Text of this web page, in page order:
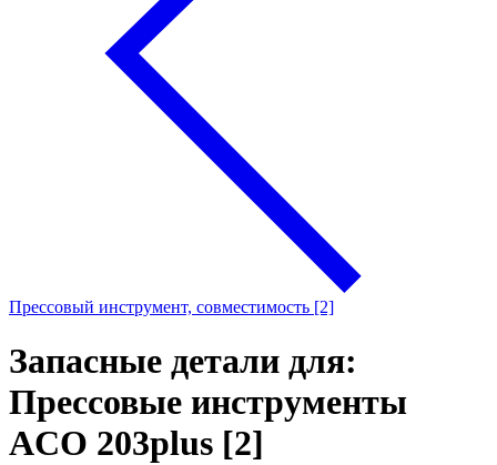
Прессовый инструмент, совместимость [2]
Запасные детали для:
Прессовые инструменты
ACO 203plus [2]